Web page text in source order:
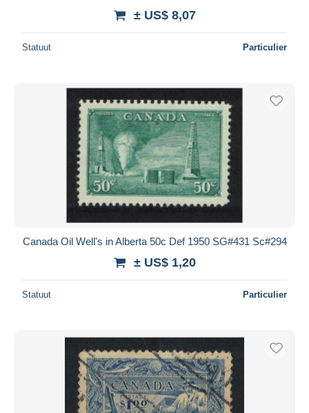
± US$ 8,07
Statuut Particulier
Canada Oil Well's in Alberta 50c Def 1950 SG#431 Sc#294
± US$ 1,20
Statuut Particulier